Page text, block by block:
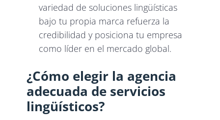
variedad de soluciones lingüísticas
bajo tu propia marca refuerza la
credibilidad y posiciona tu empresa
como líder en el mercado global.
¿Cómo elegir la agencia
adecuada de servicios
lingüísticos?